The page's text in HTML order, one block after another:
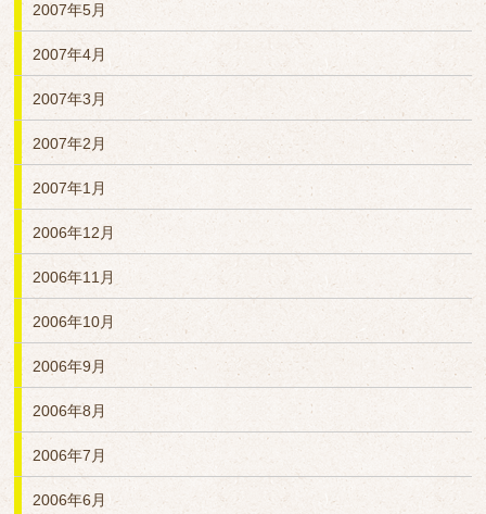
2007年5月
2007年4月
2007年3月
2007年2月
2007年1月
2006年12月
2006年11月
2006年10月
2006年9月
2006年8月
2006年7月
2006年6月